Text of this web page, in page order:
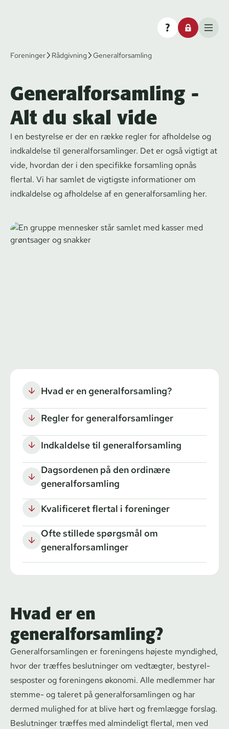
Foreninger Rådgivning Generalforsamling
Generalforsamling -
Alt du skal vide
I en bestyrelse er der en række regler for afholdelse og
indkaldelse til ge­ne­ral­for­sam­lin­ger. Det er også vigtigt at
vide, hvordan der i den specifikke forsamling opnås
flertal. Vi har samlet de vigtigste informationer om
indkaldelse og afholdelse af en ge­ne­ral­for­sam­ling her.
Hvad er en generalforsamling?
Regler for generalforsamlinger
Indkaldelse til generalforsamling
Dagsordenen på den ordinære
generalforsamling
Kvalificeret flertal i foreninger
Ofte stillede spørgsmål om
generalforsamlinger
Hvad er en
generalforsamling?
Ge­ne­ral­for­sam­lin­gen er foreningens højeste myndighed,
hvor der træffes beslutninger om vedtægter, be­sty­rel­
ses­po­ster og foreningens økonomi. Alle medlemmer har
stemme- og taleret på ge­ne­ral­for­sam­lin­gen og har
dermed mulighed for at blive hørt og fremlægge forslag.
Beslutninger træffes med almindeligt flertal, men ved